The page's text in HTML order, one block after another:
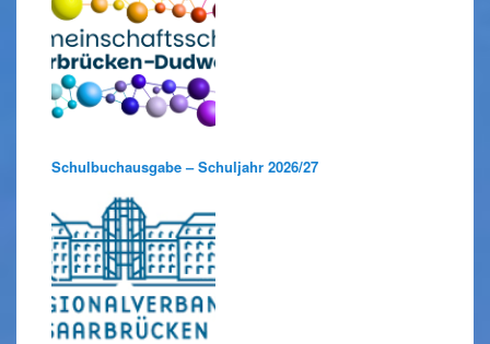
Schulbuchausgabe – Schuljahr 2026/27